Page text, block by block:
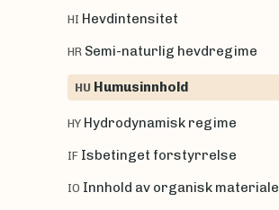
HI Hevdintensitet
HR Semi-naturlig hevdregime
HU Humusinnhold
HY Hydrodynamisk regime
IF Isbetinget forstyrrelse
IO Innhold av organisk materiale